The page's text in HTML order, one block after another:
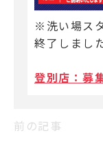
※洗い場ス
終了しまし
登別店：募
前の記事